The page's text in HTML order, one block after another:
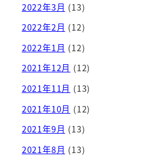
2022年3月 (13)
2022年2月 (12)
2022年1月 (12)
2021年12月 (12)
2021年11月 (13)
2021年10月 (12)
2021年9月 (13)
2021年8月 (13)